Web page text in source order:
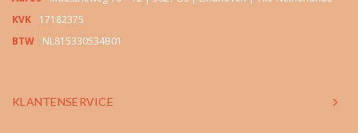
KVK
17182375
BTW
NL815330534B01
KLANTENSERVICE